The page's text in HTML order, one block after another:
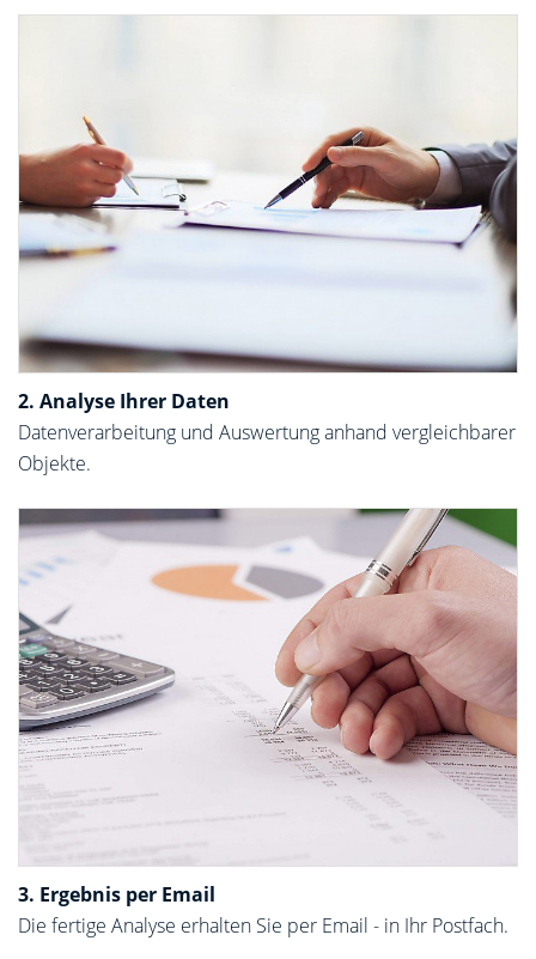
2. Analyse Ihrer Daten
Datenverarbeitung und Auswertung anhand vergleichbarer
Objekte.
3. Ergebnis per Email
Die fertige Analyse erhalten Sie per Email - in Ihr Postfach.